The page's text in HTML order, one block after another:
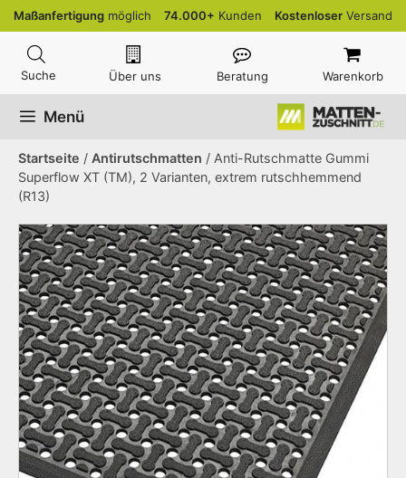
Zum
Inhalt
springen
Maßanfertigung möglich 74.000+ Kunden Kostenloser Versand
Über uns Beratung Warenkorb
Menü
Startseite / Antirutschmatten / Anti-Rutschmatte Gummi
Superflow XT (TM), 2 Varianten, extrem rutschhemmend
(R13)